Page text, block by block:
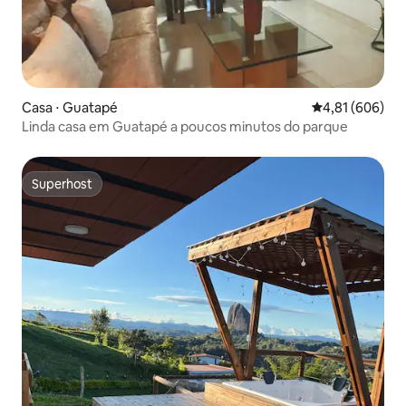
Casa ⋅ Guatapé 4,81 de uma
4,81 (606)
Linda casa em Guatapé a poucos minutos do parque
Superhost
Superhost